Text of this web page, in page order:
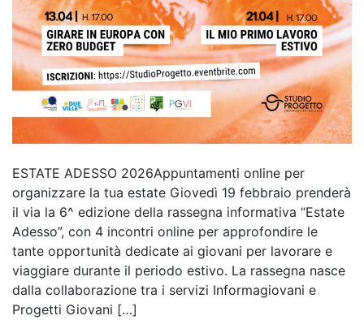
ESTATE ADESSO 2026Appuntamenti online per
organizzare la tua estate Giovedì 19 febbraio prenderà
il via la 6^ edizione della rassegna informativa “Estate
Adesso”, con 4 incontri online per approfondire le
tante opportunità dedicate ai giovani per lavorare e
viaggiare durante il periodo estivo. La rassegna nasce
dalla collaborazione tra i servizi Informagiovani e
Progetti Giovani […]